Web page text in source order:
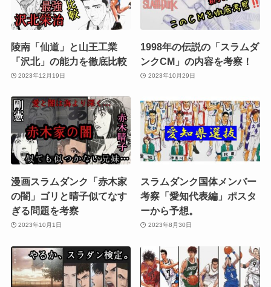
陵南「仙道」と山王工業
「沢北」の能力を徹底比較
2023年12月19日
1998年の伝説の「スラムダ
ンクCM」の内容を考察！
2023年10月29日
漫画スラムダンク「赤木家
の闇」ゴリと晴子似てなす
ぎる問題を考察
2023年10月1日
スラムダンク国体メンバー
考察「愛知代表編」ポスタ
ーから予想。
2023年8月30日